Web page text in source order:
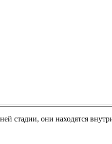
стадии, они находятся